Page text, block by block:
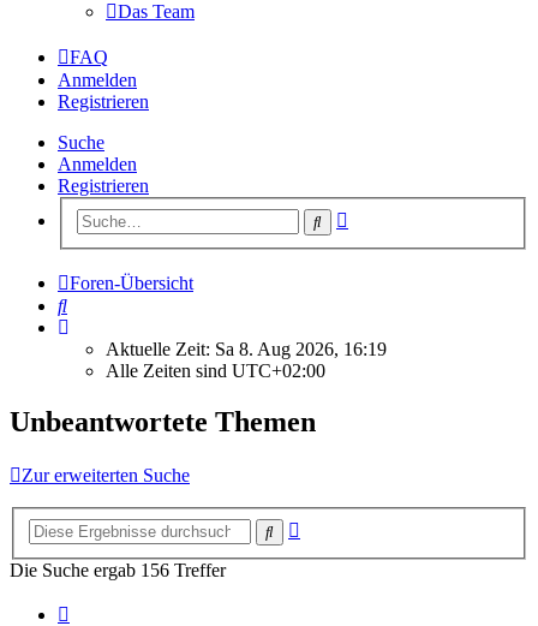
Das Team
FAQ
Anmelden
Registrieren
Suche
Anmelden
Registrieren
Suche
Foren-Übersicht
Suche
Aktuelle Zeit: Sa 8. Aug 2026, 16:19
Alle Zeiten sind UTC+02:00
Unbeantwortete Themen
Zur erweiterten Suche
Suche
Die Suche ergab 156 Treffer